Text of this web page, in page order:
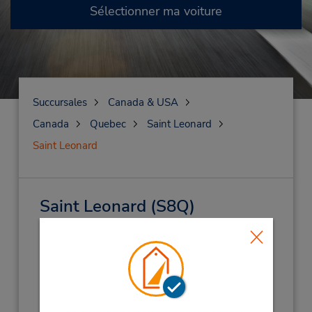
Sélectionner ma voiture
Succursales
Canada & USA
Canada
Quebec
Saint Leonard
Saint Leonard
Saint Leonard (S8Q)
8960 Boul Langelier,
PQ, H1P 3C8,